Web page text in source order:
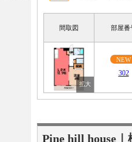
間取図 部屋番
NEW
302
Pine hill house